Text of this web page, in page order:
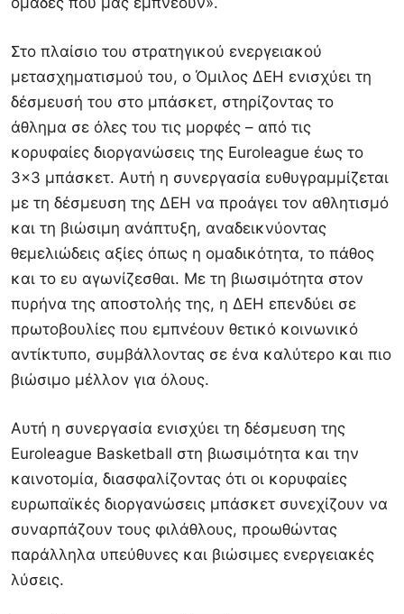
Στο πλαίσιο του στρατηγικού ενεργειακού
μετασχηματισμού του, ο Όμιλος ΔΕΗ ενισχύει τη
δέσμευσή του στο μπάσκετ, στηρίζοντας το
άθλημα σε όλες του τις μορφές – από τις
κορυφαίες διοργανώσεις της Euroleague έως το
3×3 μπάσκετ. Αυτή η συνεργασία ευθυγραμμίζεται
με τη δέσμευση της ΔΕΗ να προάγει τον αθλητισμό
και τη βιώσιμη ανάπτυξη, αναδεικνύοντας
θεμελιώδεις αξίες όπως η ομαδικότητα, το πάθος
και το ευ αγωνίζεσθαι. Με τη βιωσιμότητα στον
πυρήνα της αποστολής της, η ΔΕΗ επενδύει σε
πρωτοβουλίες που εμπνέουν θετικό κοινωνικό
αντίκτυπο, συμβάλλοντας σε ένα καλύτερο και πιο
βιώσιμο μέλλον για όλους.
Αυτή η συνεργασία ενισχύει τη δέσμευση της
Euroleague Basketball στη βιωσιμότητα και την
καινοτομία, διασφαλίζοντας ότι οι κορυφαίες
ευρωπαϊκές διοργανώσεις μπάσκετ συνεχίζουν να
συναρπάζουν τους φιλάθλους, προωθώντας
παράλληλα υπεύθυνες και βιώσιμες ενεργειακές
λύσεις.